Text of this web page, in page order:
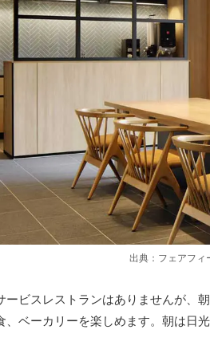
出典：フェアフィ
ービスレストランはありませんが、
、ベーカリーを楽しめます。朝は日